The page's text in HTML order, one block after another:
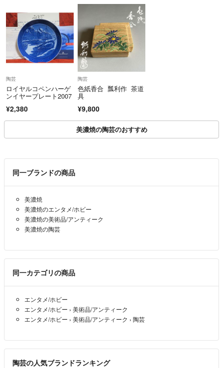
陶芸
ロイヤルコペンハーゲ
ンイヤープレート2007
¥2,380
陶芸
色紙香合 瓢利作 茶道
具
¥9,800
美濃焼の陶芸のおすすめ
同一ブランドの商品
美濃焼
美濃焼のエンタメ/ホビー
美濃焼の美術品/アンティーク
美濃焼の陶芸
同一カテゴリの商品
エンタメ/ホビー
エンタメ/ホビー › 美術品/アンティーク
エンタメ/ホビー › 美術品/アンティーク › 陶芸
陶芸の人気ブランドランキング